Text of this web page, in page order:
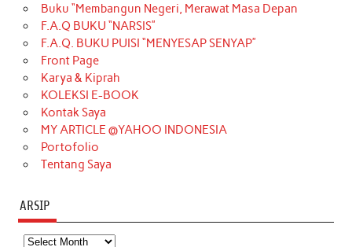
b
o
o
k
a
g
r
a
m
o
k
e
r
e
d
t
e
u
b
Buku “Membangun Negeri, Merawat Masa Depan
F.A.Q BUKU “NARSIS”
F.A.Q. BUKU PUISI “MENYESAP SENYAP”
Front Page
Karya & Kiprah
KOLEKSI E-BOOK
Kontak Saya
MY ARTICLE @YAHOO INDONESIA
Portofolio
Tentang Saya
ARSIP
Arsip